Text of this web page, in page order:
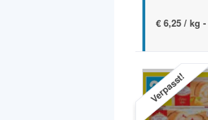
€ 6,25 / kg -
Verpasst!